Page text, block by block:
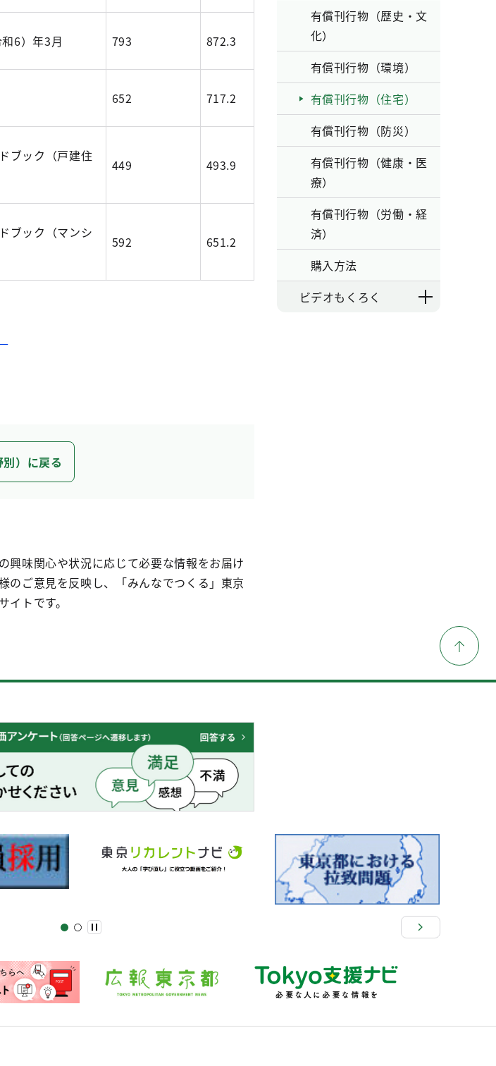
6）年3月 793 872.3
652 717.2
ブック（戸建住
449 493.9
ブック（マンシ
592 651.2
）に戻る
興味関心や状況に応じて必要な情報をお届け
のご意見を反映し、「みんなでつくる」東京
イトです。
有償刊行物（歴史・文
化）
有償刊行物（環境）
有償刊行物（住宅）
有償刊行物（防災）
有償刊行物（健康・医
療）
有償刊行物（労働・経
済）
購入方法
ビデオもくろく